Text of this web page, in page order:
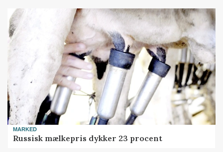
MARKED
Russisk mælkepris dykker 23 procent